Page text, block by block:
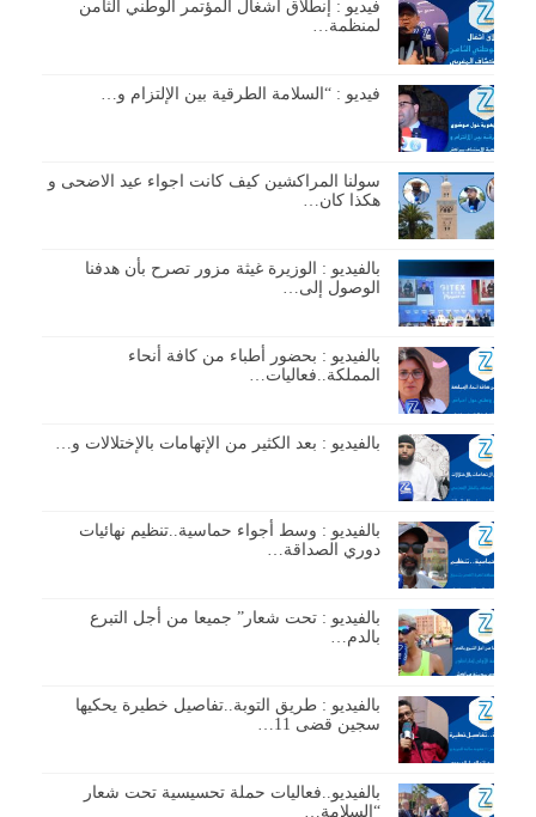
فيديو : إنطلاق أشغال المؤتمر الوطني الثامن
لمنظمة…
فيديو : “السلامة الطرقية بين الإلتزام و…
سولنا المراكشين كيف كانت اجواء عيد الاضحى و
هكذا كان…
بالفيديو : الوزيرة غيثة مزور تصرح بأن هدفنا
الوصول إلى…
بالفيديو : بحضور أطباء من كافة أنحاء
المملكة..فعاليات…
بالفيديو : بعد الكثير من الإتهامات بالإختلالات و…
بالفيديو : وسط أجواء حماسية..تنظيم نهائيات
دوري الصداقة…
بالفيديو : تحت شعار” جميعا من أجل التبرع
بالدم…
بالفيديو : طريق التوبة..تفاصيل خطيرة يحكيها
سجين قضى 11…
بالفيديو..فعاليات حملة تحسيسية تحت شعار
“السلامة…